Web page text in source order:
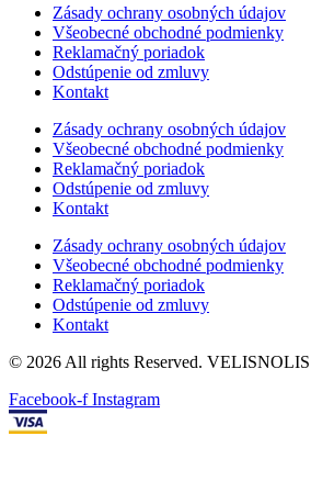
Zásady ochrany osobných údajov
Všeobecné obchodné podmienky
Reklamačný poriadok
Odstúpenie od zmluvy
Kontakt
Zásady ochrany osobných údajov
Všeobecné obchodné podmienky
Reklamačný poriadok
Odstúpenie od zmluvy
Kontakt
Zásady ochrany osobných údajov
Všeobecné obchodné podmienky
Reklamačný poriadok
Odstúpenie od zmluvy
Kontakt
© 2026 All rights Reserved. VELISNOLIS
Facebook-f Instagram